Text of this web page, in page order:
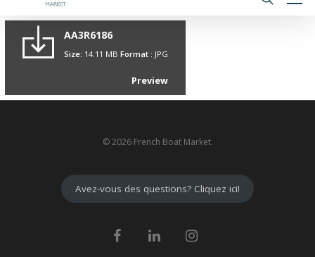
AA3R6186
Size: 14.11 MB Format : JPG
Preview
© 2026 French Boat Market.
Avez-vous des questions? Cliquez ici!